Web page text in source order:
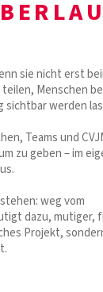
sie nicht erst
Menschen
sichtbar werden
Teams und
zu geben – im
weg vom
dazu, mutiger,
Projekt,